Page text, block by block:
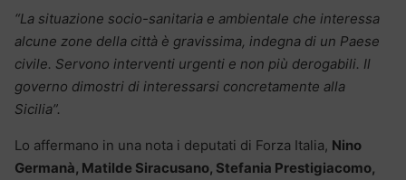
“La situazione socio-sanitaria e ambientale che interessa
alcune zone della città è gravissima, indegna di un Paese
civile. Servono interventi urgenti e non più derogabili. Il
governo dimostri di interessarsi concretamente alla
Sicilia”.
Lo affermano in una nota i deputati di Forza Italia, Nino
Germanà, Matilde Siracusano, Stefania Prestigiacomo,